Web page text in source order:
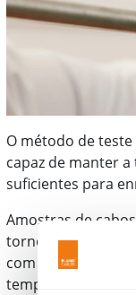
O método de
capaz de manter
suficientes para
Amostras de
torno do mandril.
com base no
temperatura